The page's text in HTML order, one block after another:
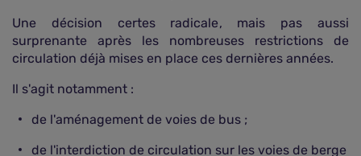
Une décision certes radicale, mais pas aussi
surprenante après les nombreuses restrictions de
circulation déjà mises en place ces dernières années.
Il s'agit notamment :
de l'aménagement de voies de bus ;
de l'interdiction de circulation sur les voies de berge